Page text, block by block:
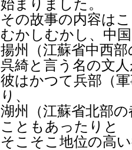
始まりました。
その故事の内容は
むかしむかし、中
揚州（江蘇省中西
呉綺と言う名の文
彼はかつて兵部（
り、
湖州（江蘇省北部
こともあったりと
そこそこ地位の高